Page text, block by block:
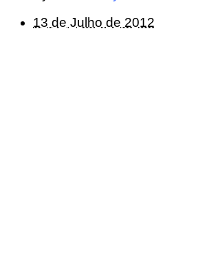
13 de Julho de 2012